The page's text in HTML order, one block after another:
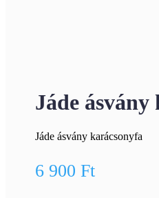
Jáde
Jáde ásvány karácsonyfa
6 900Ft